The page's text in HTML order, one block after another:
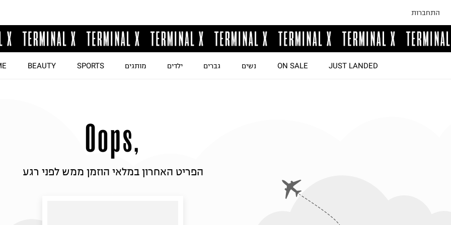
התחברות
JUST LANDED
ON SALE נשים גברים ילדים מותגים SPORTS
BEAUTY
Oops,
הפריט האחרון במלאי הוזמן ממש לפני רגע